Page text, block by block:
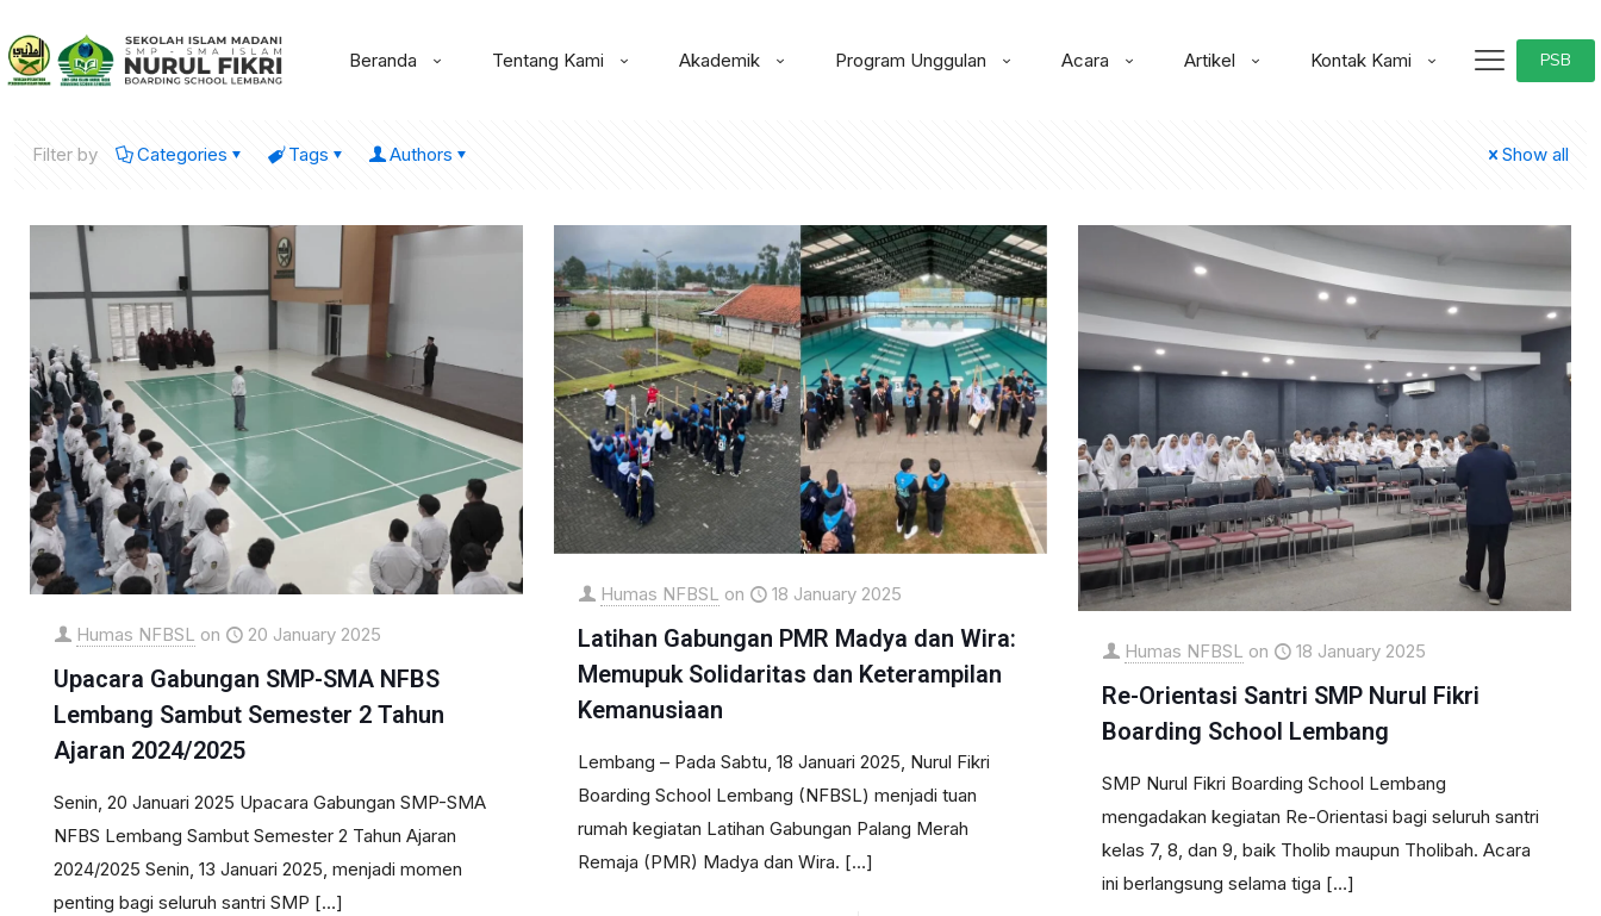
Beranda Tentang Kami Akademik Program Unggulan Acara Artikel Kontak Kami PSB
Filter by Categories Tags Authors Show all
Humas NFBSL on 20 January 2025
Upacara Gabungan SMP-SMA NFBS
Lembang Sambut Semester 2 Tahun
Ajaran 2024/2025
Senin, 20 Januari 2025 Upacara Gabungan SMP-SMA
NFBS Lembang Sambut Semester 2 Tahun Ajaran
2024/2025 Senin, 13 Januari 2025, menjadi momen
penting bagi seluruh santri SMP […]
Humas NFBSL on 18 January 2025
Latihan Gabungan PMR Madya dan Wira:
Memupuk Solidaritas dan Keterampilan
Kemanusiaan
Lembang – Pada Sabtu, 18 Januari 2025, Nurul Fikri
Boarding School Lembang (NFBSL) menjadi tuan
rumah kegiatan Latihan Gabungan Palang Merah
Remaja (PMR) Madya dan Wira. […]
Humas NFBSL on 18 January 2025
Re-Orientasi Santri SMP Nurul Fikri
Boarding School Lembang
SMP Nurul Fikri Boarding School Lembang
mengadakan kegiatan Re-Orientasi bagi seluruh santri
kelas 7, 8, dan 9, baik Tholib maupun Tholibah. Acara
ini berlangsung selama tiga […]